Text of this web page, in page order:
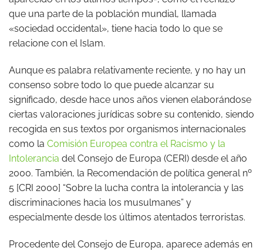
que una parte de la población mundial, llamada
«sociedad occidental», tiene hacia todo lo que se
relacione con el Islam.
Aunque es palabra relativamente reciente, y no hay un
consenso sobre todo lo que puede alcanzar su
significado, desde hace unos años vienen elaborándose
ciertas valoraciones jurídicas sobre su contenido, siendo
recogida en sus textos por organismos internacionales
como la Comisión Europea contra el Racismo y la
Intolerancia del Consejo de Europa (CERI) desde el año
2000. También, la Recomendación de política general nº
5 [CRI 2000] “Sobre la lucha contra la intolerancia y las
discriminaciones hacia los musulmanes” y
especialmente desde los últimos atentados terroristas.
Procedente del Consejo de Europa, aparece además en